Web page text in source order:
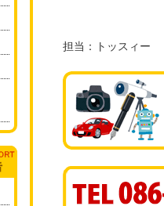
担当：トッスィー